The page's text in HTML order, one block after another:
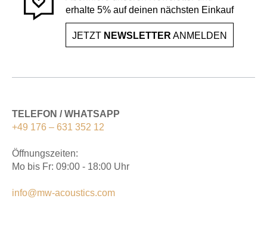
erhalte 5% auf deinen nächsten Einkauf
JETZT NEWSLETTER ANMELDEN
TELEFON / WHATSAPP
+49 176 – 631 352 12
Öffnungszeiten:
Mo bis Fr: 09:00 - 18:00 Uhr
info@mw-acoustics.com